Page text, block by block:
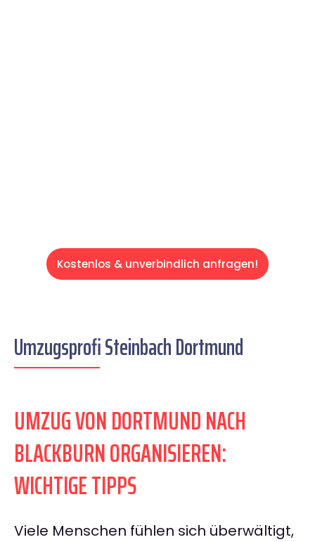
Kostenlos & unverbindlich anfragen!
Umzugsprofi Steinbach Dortmund
UMZUG VON DORTMUND NACH
BLACKBURN ORGANISIEREN:
WICHTIGE TIPPS
Viele Menschen fühlen sich überwältigt,